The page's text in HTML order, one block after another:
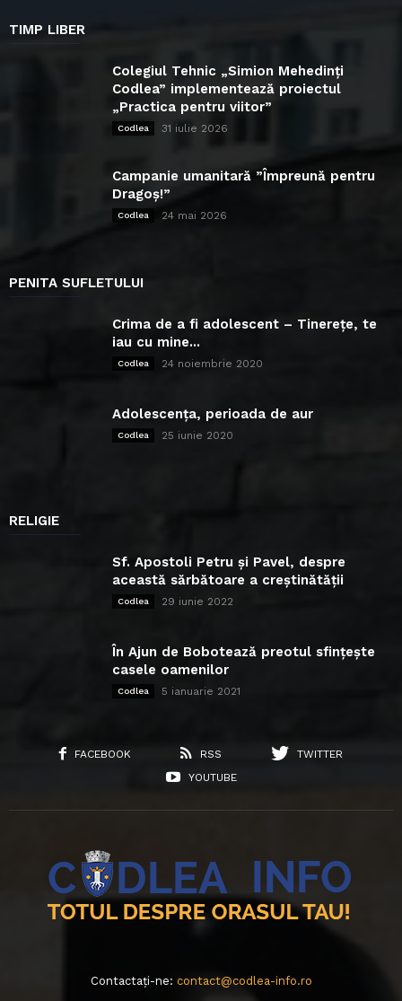
TIMP LIBER
Colegiul Tehnic „Simion Mehedinți
Codlea” implementează proiectul
„Practica pentru viitor”
Codlea 31 iulie 2026
Campanie umanitară ”Împreună pentru
Dragoș!”
Codlea 24 mai 2026
PENITA SUFLETULUI
Crima de a fi adolescent – Tinerețe, te
iau cu mine...
Codlea 24 noiembrie 2020
Adolescența, perioada de aur
Codlea 25 iunie 2020
RELIGIE
Sf. Apostoli Petru și Pavel, despre
această sărbătoare a creștinătății
Codlea 29 iunie 2022
În Ajun de Bobotează preotul sfințește
casele oamenilor
Codlea 5 ianuarie 2021
FACEBOOK RSS
TWITTER
YOUTUBE
Contactați-ne: contact@codlea-info.ro